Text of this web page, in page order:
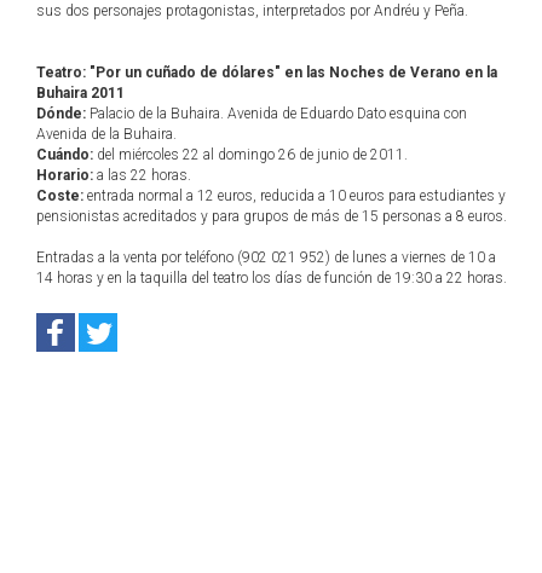
sus dos personajes protagonistas, interpretados por Andréu y Peña.
Teatro: "Por un cuñado de dólares" en las Noches de Verano en la
Buhaira 2011
Dónde: Palacio de la Buhaira. Avenida de Eduardo Dato esquina con
Avenida de la Buhaira.
Cuándo: del miércoles 22 al domingo 26 de junio de 2011.
Horario: a las 22 horas.
Coste: entrada normal a 12 euros, reducida a 10 euros para estudiantes y
pensionistas acreditados y para grupos de más de 15 personas a 8 euros.
Entradas a la venta por teléfono (902 021 952) de lunes a viernes de 10 a
14 horas y en la taquilla del teatro los días de función de 19:30 a 22 horas.